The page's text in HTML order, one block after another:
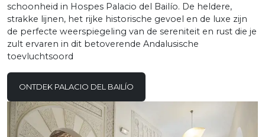
schoonheid in Hospes Palacio del Bailío. De heldere,
strakke lijnen, het rijke historische gevoel en de luxe zijn
de perfecte weerspiegeling van de sereniteit en rust die je
zult ervaren in dit betoverende Andalusische
toevluchtsoord
ONTDEK PALACIO DEL BAILÍO